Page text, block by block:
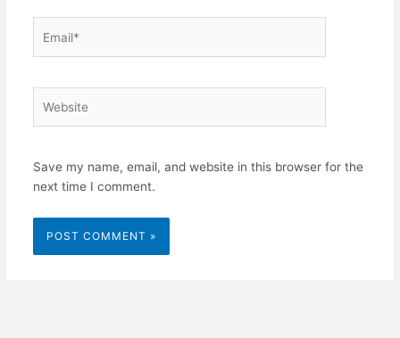
Save my name, email, and website in this browser for the
next time I comment.